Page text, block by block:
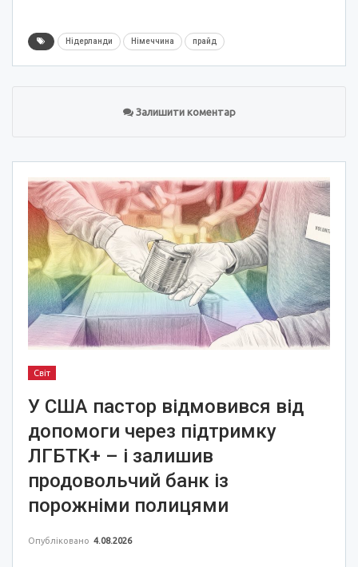
Нідерланди Німеччина прайд
Залишити коментар
Світ
У США пастор відмовився від
допомоги через підтримку
ЛГБТК+ – і залишив
продовольчий банк із
порожніми полицями
Опубліковано 4.08.2026